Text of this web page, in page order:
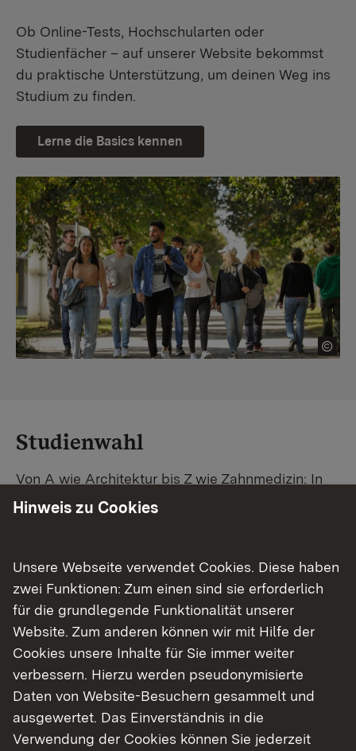
Ob Online-Tests, Hochschularten oder
Studienfächer – auf unserer Website bekommst
du praktische Unterstützung, um deinen Weg ins
Studium zu finden.
Lerne die Basics kennen
Studienwahl
Von A wie Architektur bis Z wie Zahnmedizin: In
Baden-Württemberg warten unzählige
Studiengangsuche schnell den passenden
Studienplatz. Außerdem gibt's eine Schritt-für-
Schritt-Anleitung zu deinem Traum-Studium.
Finde dein Studium in Baden-Württemberg
Hinweis zu Cookies
Unsere Webseite verwendet Cookies. Diese haben
zwei Funktionen: Zum einen sind sie erforderlich
für die grundlegende Funktionalität unserer
Website. Zum anderen können wir mit Hilfe der
Cookies unsere Inhalte für Sie immer weiter
verbessern. Hierzu werden pseudonymisierte
Daten von Website-Besuchern gesammelt und
ausgewertet. Das Einverständnis in die
Verwendung der Cookies können Sie jederzeit